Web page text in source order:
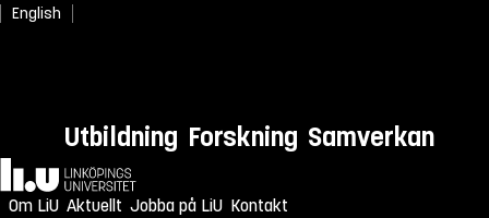
English
Utbildning Forskning Samverkan
Hem
Om LiU Aktuellt Jobba på LiU Kontakt